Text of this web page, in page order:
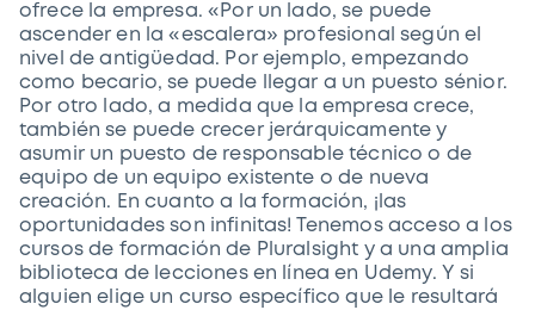
ofrece la empresa. «Por un lado, se puede
ascender en la «escalera» profesional según el
nivel de antigüedad. Por ejemplo, empezando
como becario, se puede llegar a un puesto sénior.
Por otro lado, a medida que la empresa crece,
también se puede crecer jerárquicamente y
asumir un puesto de responsable técnico o de
equipo de un equipo existente o de nueva
creación. En cuanto a la formación, ¡las
oportunidades son infinitas! Tenemos acceso a los
cursos de formación de Pluralsight y a una amplia
biblioteca de lecciones en línea en Udemy. Y si
alguien elige un curso específico que le resultará